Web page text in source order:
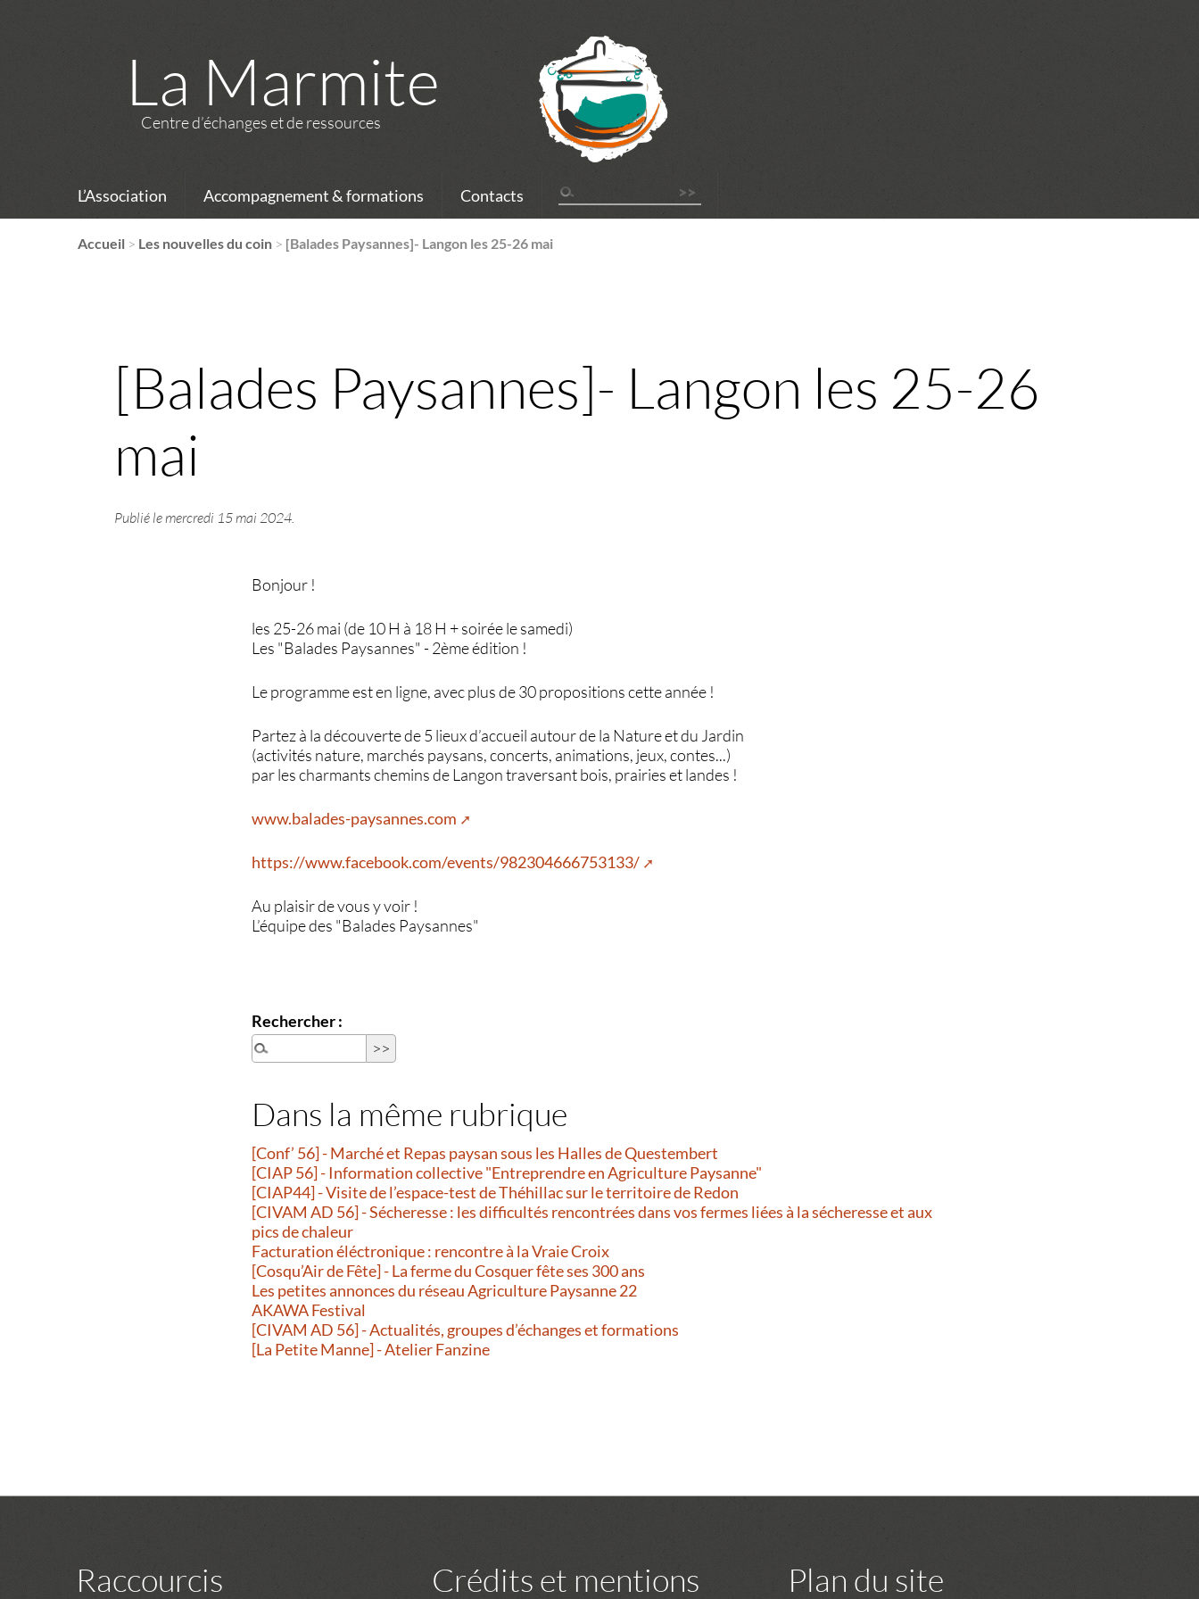
La Marmite
Centre d’échanges et de ressources
L’Association Accompagnement & formations Contacts
Accueil > Les nouvelles du coin > [Balades Paysannes]- Langon les 25-26 mai
[Balades Paysannes]- Langon les 25-26
mai
Publié le mercredi 15 mai 2024.
Bonjour !
les 25-26 mai (de 10 H à 18 H + soirée le samedi)
Les "Balades Paysannes" - 2ème édition !
Le programme est en ligne, avec plus de 30 propositions cette année !
Partez à la découverte de 5 lieux d’accueil autour de la Nature et du Jardin
(activités nature, marchés paysans, concerts, animations, jeux, contes...)
par les charmants chemins de Langon traversant bois, prairies et landes !
www.balades-paysannes.com
https://www.facebook.com/events/982304666753133/
Au plaisir de vous y voir !
L’équipe des "Balades Paysannes"
Rechercher :
Dans la même rubrique
[Conf’ 56] - Marché et Repas paysan sous les Halles de Questembert
[CIAP 56] - Information collective "Entreprendre en Agriculture Paysanne"
[CIAP44] - Visite de l’espace-test de Théhillac sur le territoire de Redon
[CIVAM AD 56] - Sécheresse : les difficultés rencontrées dans vos fermes liées à la sécheresse et aux
pics de chaleur
Facturation éléctronique : rencontre à la Vraie Croix
[Cosqu’Air de Fête] - La ferme du Cosquer fête ses 300 ans
Les petites annonces du réseau Agriculture Paysanne 22
AKAWA Festival
[CIVAM AD 56] - Actualités, groupes d’échanges et formations
[La Petite Manne] - Atelier Fanzine
Raccourcis
Crédits et mentions
Plan du site